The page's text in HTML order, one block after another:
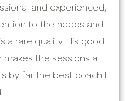
and experienced,
to the needs and
a rare quality. His good
the sessions a
by far the best coach I